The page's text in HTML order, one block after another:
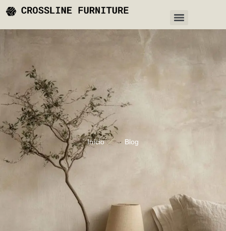
Início Blog